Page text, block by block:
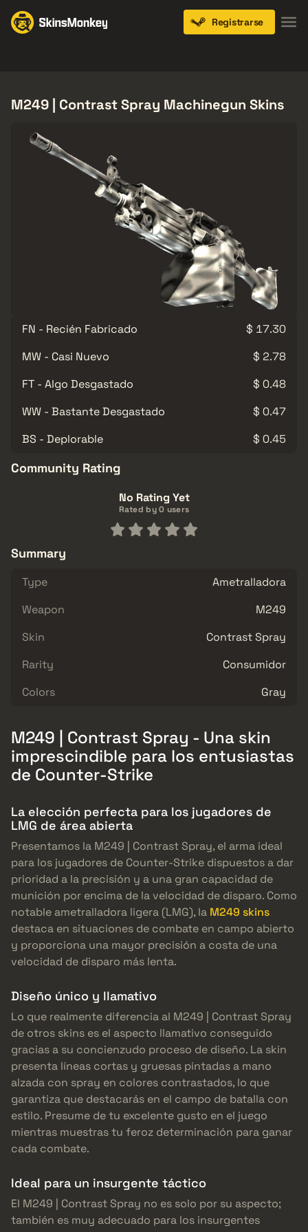
Registrarse
M249 | Contrast Spray Machinegun Skins
FN - Recién Fabricado
$ 17.30
MW - Casi Nuevo
$ 2.78
FT - Algo Desgastado
$ 0.48
WW - Bastante Desgastado
$ 0.47
BS - Deplorable
$ 0.45
Community Rating
No Rating Yet
Rated by 0 users
Summary
Type
Ametralladora
Weapon
M249
Skin
Contrast Spray
Rarity
Consumidor
Colors
Gray
M249 | Contrast Spray - Una skin
imprescindible para los entusiastas
de Counter-Strike
La elección perfecta para los jugadores de
LMG de área abierta
Presentamos la M249 | Contrast Spray, el arma ideal
para los jugadores de Counter-Strike dispuestos a dar
prioridad a la precisión y a una gran capacidad de
munición por encima de la velocidad de disparo. Como
notable ametralladora ligera (LMG), la M249 skins
destaca en situaciones de combate en campo abierto
y proporciona una mayor precisión a costa de una
velocidad de disparo más lenta.
Diseño único y llamativo
Lo que realmente diferencia al M249 | Contrast Spray
de otros skins es el aspecto llamativo conseguido
gracias a su concienzudo proceso de diseño. La skin
presenta líneas cortas y gruesas pintadas a mano
alzada con spray en colores contrastados, lo que
garantiza que destacarás en el campo de batalla con
estilo. Presume de tu excelente gusto en el juego
mientras muestras tu feroz determinación para ganar
cada combate.
Ideal para un insurgente táctico
El M249 | Contrast Spray no es solo por su aspecto;
también es muy adecuado para los insurgentes